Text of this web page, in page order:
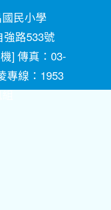
民小學
路533號
] 傳真：03-
專線：1953